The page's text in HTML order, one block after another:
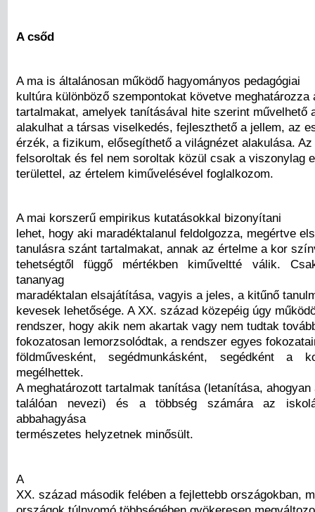
A csőd
A ma is általánosan működő hagyományos pedagógiai
kultúra különböző szempontokat követve meghatározza
tartalmakat, amelyek tanításával hite szerint művelhető
alakulhat a társas viselkedés, fejleszthető a jellem, az
érzék, a fizikum, elősegíthető a világnézet alakulása.
felsoroltak és fel nem soroltak közül csak a viszonylag
területtel, az értelem kiművelésével foglalkozom.
A mai korszerű empirikus kutatásokkal bizonyítani
lehet, hogy aki maradéktalanul feldolgozza, megértve
tanulásra szánt tartalmakat, annak az értelme a kor
tehetségtől függő mértékben kiműveltté válik.
tananyag
maradéktalan elsajátítása, vagyis a jeles, a kitűnő
kevesek lehetősége. A XX. század közepéig úgy
rendszer, hogy akik nem akartak vagy nem tudtak
fokozatosan lemorzsolódtak, a rendszer egyes
földművesként, segédmunkásként, segédként a
megélhettek.
A meghatározott tartalmak tanítása (letanítása,
találóan nevezi) és a többség számára az
abbahagyása
természetes helyzetnek minősült.
A
XX. század második felében a fejlettebb országokban,